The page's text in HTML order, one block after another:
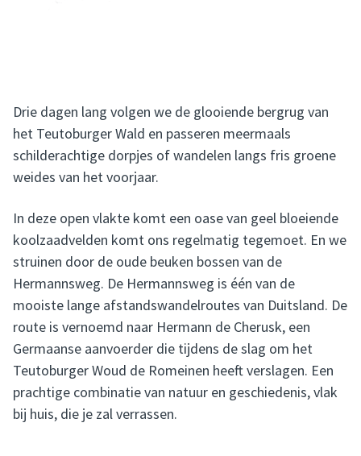
Drie dagen lang volgen we de glooiende bergrug van
het Teutoburger Wald en passeren meermaals
schilderachtige dorpjes of wandelen langs fris groene
weides van het voorjaar.
In deze open vlakte komt een oase van geel bloeiende
koolzaadvelden komt ons regelmatig tegemoet. En we
struinen door de oude beuken bossen van de
Hermannsweg. De Hermannsweg is één van de
mooiste lange afstandswandelroutes van Duitsland. De
route is vernoemd naar Hermann de Cherusk, een
Germaanse aanvoerder die tijdens de slag om het
Teutoburger Woud de Romeinen heeft verslagen. Een
prachtige combinatie van natuur en geschiedenis, vlak
bij huis, die je zal verrassen.